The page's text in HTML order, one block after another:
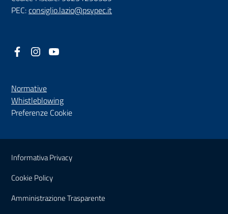
PEC:consiglio.lazio@psypec.it
Facebook
(nuova scheda - new tab)
Instagram
(nuova scheda - new tab)
Normative
Whistleblowing(nuova scheda - new tab)
Preferenze Cookie
Sezione Link Utili
Informativa Privacy
Cookie Policy
Amministrazione Trasparente